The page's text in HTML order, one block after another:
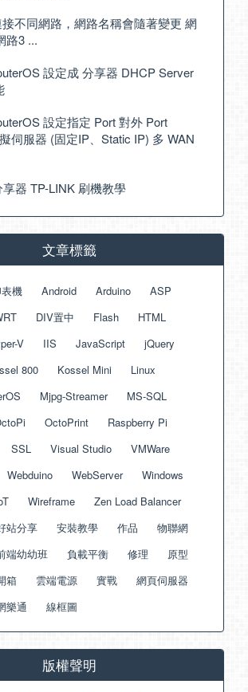
不同網路，網路名稱會隨著變更 網
路3 ...
設定成 分享器 DHCP Server
設定指定 Port 對外 Port
伺服器 (固定IP、Static IP) 多 WAN
器 TP-LINK 刷機教學
文章標籤
機 Android Arduino
ASP
DIV置中 Flash
HTML
V IIS JavaScript
jQuery
800 Kossel Mini
Linux
Mjpg-Streamer
MS-SQL
OctoPrint
Raspberry Pi
SSL Visual Studio
VMWare
Webduino WebServer
Windows
Wireframe
Zen Load Balancer
站分享 安裝教學 作品
物聯網
端幼幼班 負載平衡 修理
原型
箱 雲端電源 實戰
網頁伺服器
樂通 線框圖
版權聲明